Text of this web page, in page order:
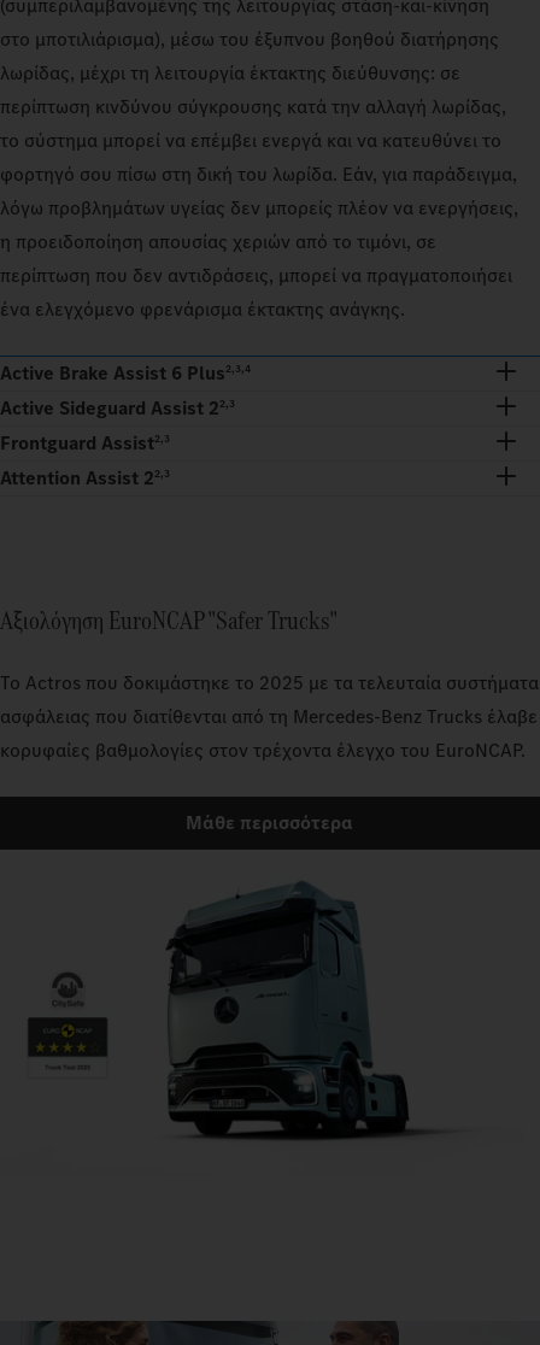
(συμπεριλαμβανομένης της λειτουργίας στάση-και-κίνηση
στο μποτιλιάρισμα), μέσω του έξυπνου βοηθού διατήρησης
λωρίδας, μέχρι τη λειτουργία έκτακτης διεύθυνσης: σε
περίπτωση κινδύνου σύγκρουσης κατά την αλλαγή λωρίδας,
το σύστημα μπορεί να επέμβει ενεργά και να κατευθύνει το
φορτηγό σου πίσω στη δική του λωρίδα. Εάν, για παράδειγμα,
λόγω προβλημάτων υγείας δεν μπορείς πλέον να ενεργήσεις,
η προειδοποίηση απουσίας χεριών από το τιμόνι, σε
περίπτωση που δεν αντιδράσεις, μπορεί να πραγματοποιήσει
ένα ελεγχόμενο φρενάρισμα έκτακτης ανάγκης.
Active Brake Assist 6 Plus 2,3,4
Active Sideguard Assist 2 2,3
Frontguard Assist2,3
Attention Assist 2 2,3
Αξιολόγηση EuroNCAP "Safer Trucks"
Το Actros που δοκιμάστηκε το 2025 με τα τελευταία συστήματα
ασφάλειας που διατίθενται από τη Mercedes-Benz Trucks έλαβε
κορυφαίες βαθμολογίες στον τρέχοντα έλεγχο του EuroNCAP.
Μάθε περισσότερα